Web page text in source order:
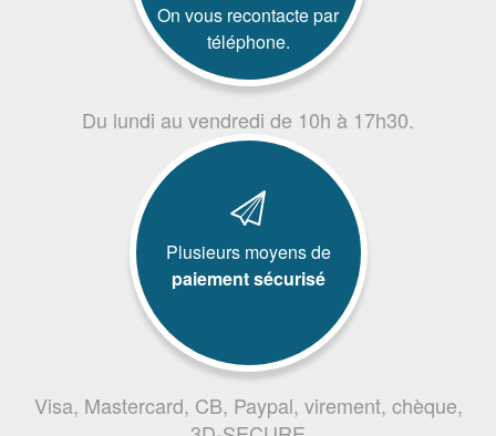
On vous recontacte par
téléphone.
Du lundi au vendredi de 10h à 17h30.
Plusieurs moyens de
paiement sécurisé
Visa, Mastercard, CB, Paypal, virement, chèque,